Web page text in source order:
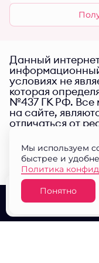
Данный
условиях не
которая
№437 ГК РФ. Все
на сайте,
отличаться от
О проекте Выбор квартир
Мы используем
быстрее и
Политика
Понятно